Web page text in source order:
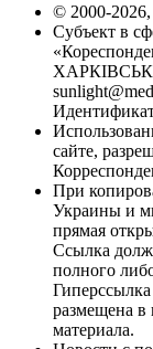
© 2000-2026,
Субъект в
сайте,
При
Украины и
прямая
Ссылка
полного
размещена в
материала.